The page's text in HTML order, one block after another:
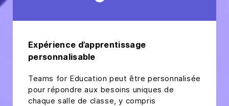
Expérience d’apprentissage
personnalisable
Teams for Education peut être personnalisée
pour répondre aux besoins uniques de
chaque salle de classe, y compris